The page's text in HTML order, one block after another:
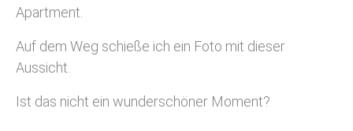
Apartment.
Auf dem Weg schieße ich ein Foto mit dieser
Aussicht.
Ist das nicht ein wunderschöner Moment?